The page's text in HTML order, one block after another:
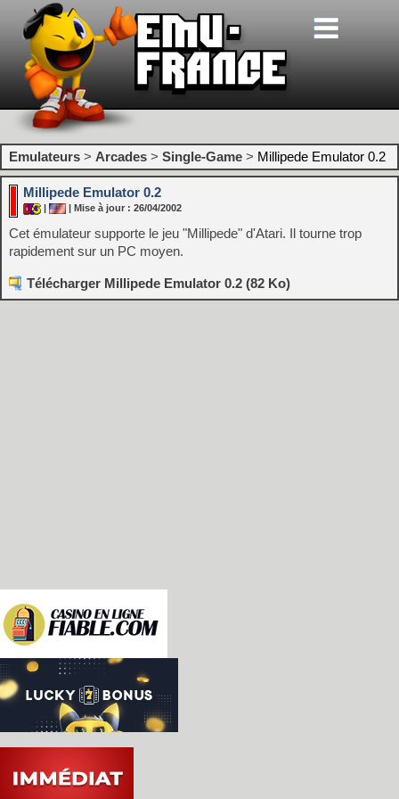
Emulateurs > Arcades > Single-Game > Millipede Emulator 0.2
Millipede Emulator 0.2
| | Mise à jour : 26/04/2002
Cet émulateur supporte le jeu "Millipede" d'Atari. Il tourne trop
rapidement sur un PC moyen.
Télécharger Millipede Emulator 0.2 (82 Ko)